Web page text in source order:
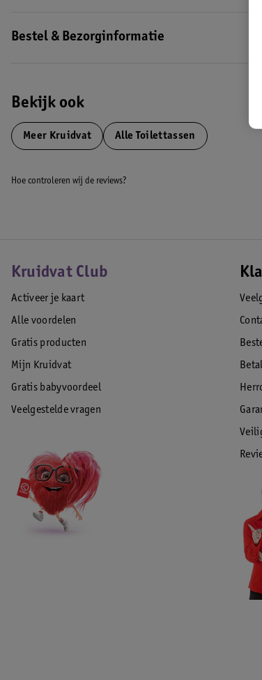
Bestel & Bezorginformatie
Bekijk ook
Meer Kruidvat Alle Toilettassen
Hoe controleren wij de reviews?
Kruidvat Club
Activeer je kaart
Alle voordelen
Gratis producten
Mijn Kruidvat
Gratis babyvoordeel
Veelgestelde vragen